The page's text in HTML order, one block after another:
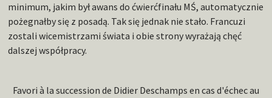
minimum, jakim był awans do ćwierćfinału MŚ, automatycznie
pożegnałby się z posadą. Tak się jednak nie stało. Francuzi
zostali wicemistrzami świata i obie strony wyrażają chęć
dalszej współpracy.
Favori à la succession de Didier Deschamps en cas d'échec au